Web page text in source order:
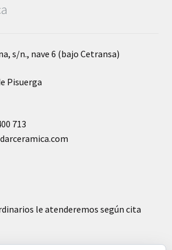
s/n., nave 6 (bajo Cetransa)
Pisuerga
713
le atenderemos según cita